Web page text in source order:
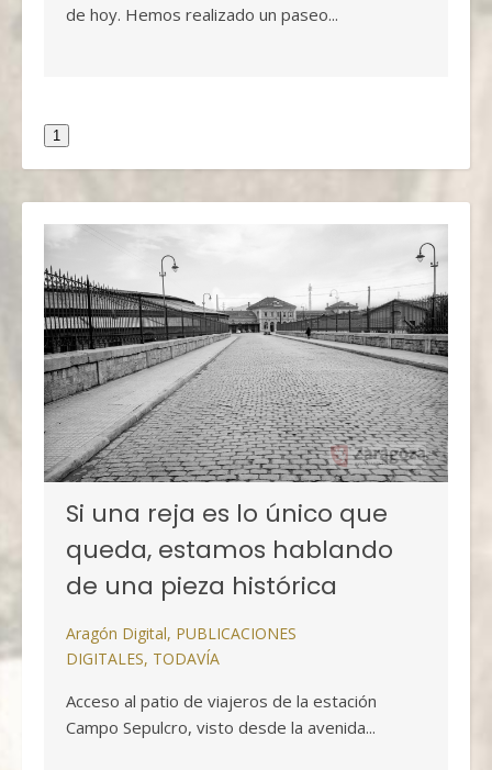
de hoy. Hemos realizado un paseo...
1
Si una reja es lo único que
queda, estamos hablando
de una pieza histórica
Aragón Digital, PUBLICACIONES
DIGITALES, TODAVÍA
Acceso al patio de viajeros de la estación
Campo Sepulcro, visto desde la avenida...